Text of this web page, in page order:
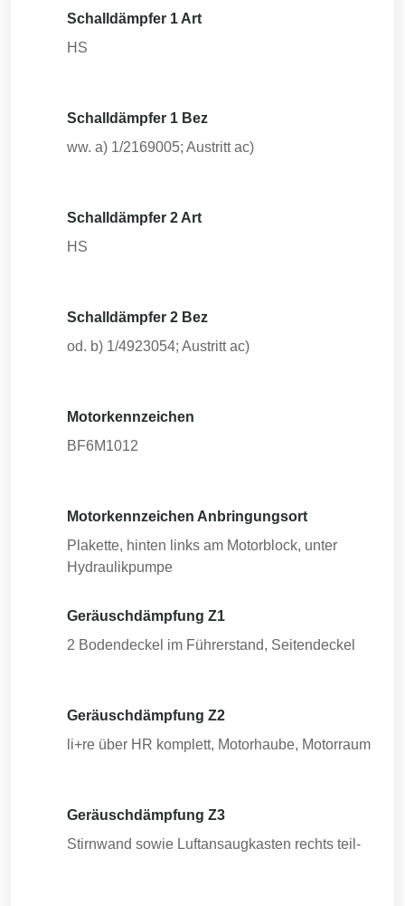
Schalldämpfer 1 Art
HS
Schalldämpfer 1 Bez
ww. a) 1/2169005; Austritt ac)
Schalldämpfer 2 Art
HS
Schalldämpfer 2 Bez
od. b) 1/4923054; Austritt ac)
Motorkennzeichen
BF6M1012
Motorkennzeichen Anbringungsort
Plakette, hinten links am Motorblock, unter
Hydraulikpumpe
Geräuschdämpfung Z1
2 Bodendeckel im Führerstand, Seitendeckel
Geräuschdämpfung Z2
li+re über HR komplett, Motorhaube, Motorraum
Geräuschdämpfung Z3
Stirnwand sowie Luftansaugkasten rechts teil-